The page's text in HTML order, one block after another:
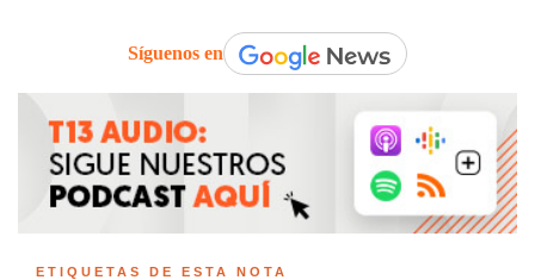
Síguenos en
ETIQUETAS DE ESTA NOTA